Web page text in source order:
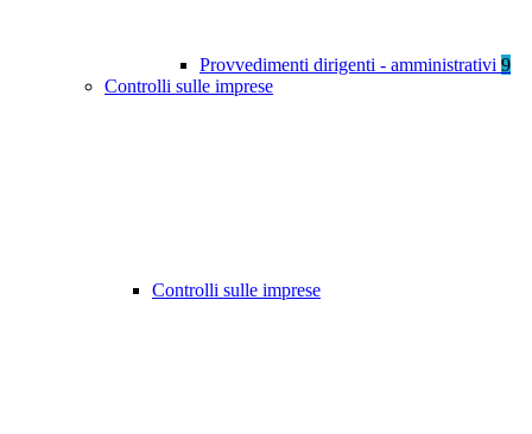
Provvedimenti dirigenti - amministrativi 9
Controlli sulle imprese
Controlli sulle imprese